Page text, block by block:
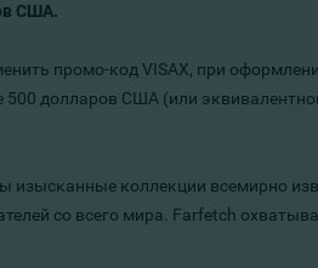
США.
промо-код VISAX, при
долларов США (или
изысканные коллекции всемирно
со всего мира. Farfetch